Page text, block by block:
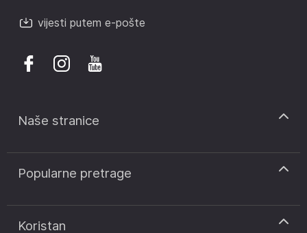
vijesti putem e-pošte
Naše stranice
discount.sk
discount.ro
Popularne pretrage
Kodovi za popust CCC
Kodovi za popust Notino
Koristan